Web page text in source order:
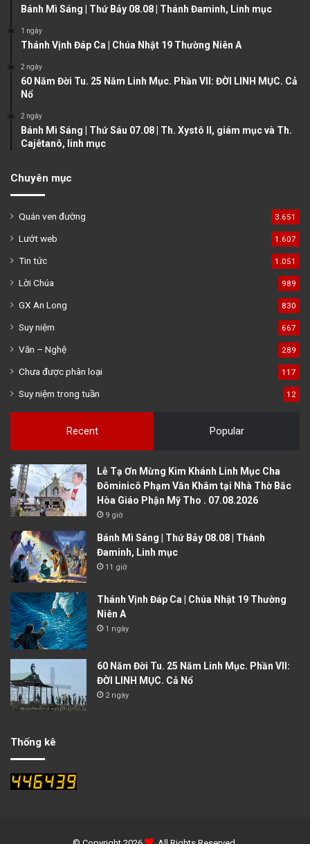
a
Bánh Mì Sáng | Thứ Bảy 08.08 | Thánh Đaminh, Linh mục
1 ngày
Thánh Vịnh Đáp Ca | Chúa Nhật 19 Thường Niên A
2 ngày
60 Năm Đời Tu. 25 Năm Linh Mục. Phần VII: ĐỜI LINH MỤC. Cả
Nổ
2 ngày
Bánh Mì Sáng | Thứ Sáu 07.08 | Th. Xystô II, giám mục và Th.
Cajêtanô, linh mục
Chuyên mục
Quán ven đường 3.651
Lướt web 1.607
Tin tức 1.051
Lời Chúa 989
GX An Long 830
Suy niệm 667
Văn – Nghệ 289
Chưa được phân loại 117
Suy niệm trong tuần 12
Recent Popular
Lễ Tạ Ơn Mừng Kim Khánh Linh Mục Cha
Đôminicô Phạm Văn Khâm tại Nhà Thờ Bắc
Hòa Giáo Phận Mỹ Tho . 07.08.2026
9 giờ
Bánh Mì Sáng | Thứ Bảy 08.08 | Thánh
Đaminh, Linh mục
11 giờ
Thánh Vịnh Đáp Ca | Chúa Nhật 19 Thường
Niên A
1 ngày
60 Năm Đời Tu. 25 Năm Linh Mục. Phần VII:
ĐỜI LINH MỤC. Cả Nổ
2 ngày
Thống kê